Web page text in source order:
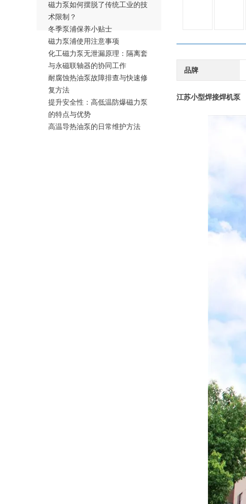
磁力泵如何摆脱了传统工业的技
术限制？
冬季泵浦保养小贴士
磁力泵浦使用注意事项
化工磁力泵无泄漏原理：隔离套
与永磁联轴器的协同工作
耐腐蚀热油泵故障排查与快速修
复方法
提升安全性：高低温防爆磁力泵
的特点与优势
高温导热油泵的日常维护方法
品牌
江苏小型焊接焊机泵